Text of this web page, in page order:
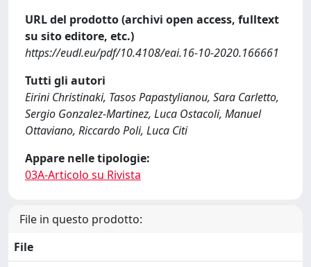
URL del prodotto (archivi open access, fulltext
su sito editore, etc.)
https://eudl.eu/pdf/10.4108/eai.16-10-2020.166661
Tutti gli autori
Eirini Christinaki, Tasos Papastylianou, Sara Carletto,
Sergio Gonzalez-Martinez, Luca Ostacoli, Manuel
Ottaviano, Riccardo Poli, Luca Citi
Appare nelle tipologie:
03A-Articolo su Rivista
File in questo prodotto:
File